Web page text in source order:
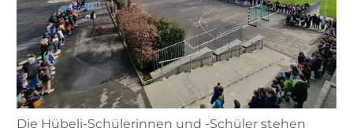
Die Hübeli-Schülerinnen und -Schüler stehen